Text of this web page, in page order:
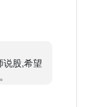
说股,希望